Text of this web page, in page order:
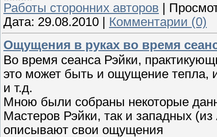
Работы сторонних авторов
Дата: 29.08.2010
Комментарии (0)
Ощущения в руках во время
Во время сеанса Рэйки,
это может быть и ощущение тепла,
и т.д.
Мною были собраны некоторые
Мастеров Рэйки, так и западных
описывают свои ощущения